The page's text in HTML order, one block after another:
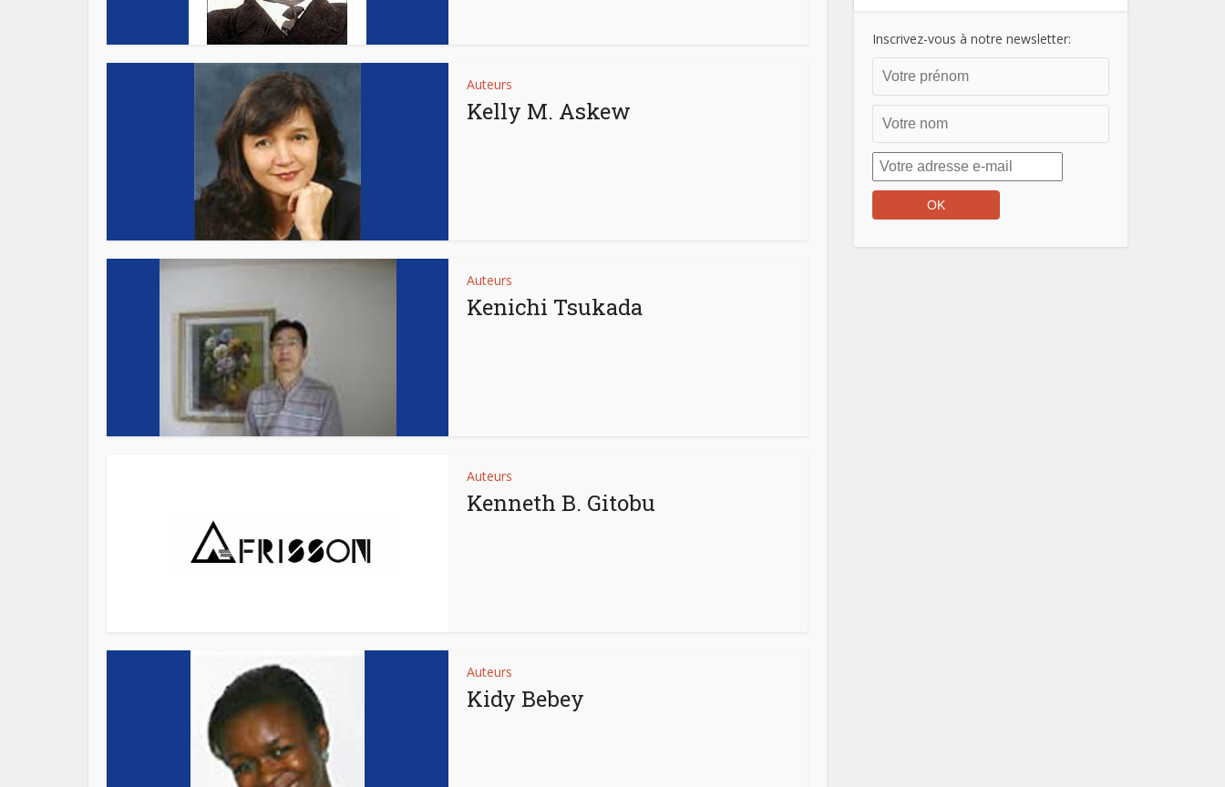
Auteurs
Kelly M. Askew
Auteurs
Kenichi Tsukada
Auteurs
Kenneth B. Gitobu
Auteurs
Kidy Bebey
Inscrivez-vous à notre newsletter: